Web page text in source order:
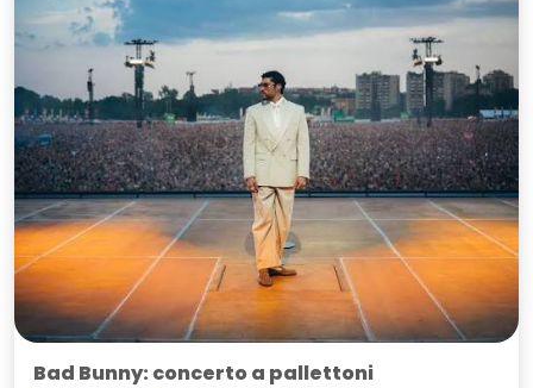
Bad Bunny: concerto a pallettoni